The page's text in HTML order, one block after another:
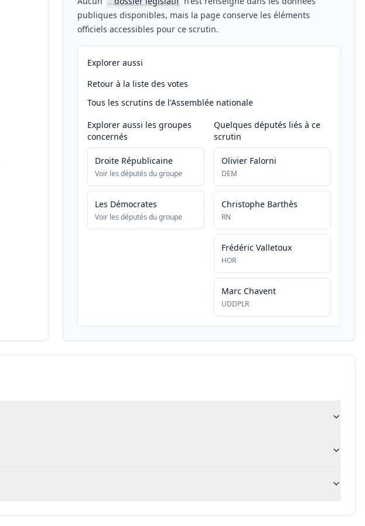
📖
publiques disponibles, mais la page conserve les éléments
officiels accessibles pour ce scrutin.
Explorer aussi
Retour à la liste des votes
Tous les scrutins de l'Assemblée nationale
Explorer aussi les groupes
concernés
Droite Républicaine
Voir les députés du groupe
Les Démocrates
Voir les députés du groupe
Quelques députés liés à ce
scrutin
Olivier Falorni
DEM
Christophe Barthès
RN
Frédéric Valletoux
HOR
Marc Chavent
UDDPLR